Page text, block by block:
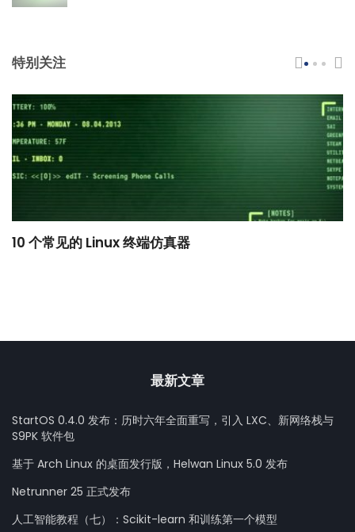
特别关注
10 个常见的 Linux 终端仿真器
最新文章
StartOS 0.4.0 发布：历时六年全面重写，引入 LXC、新网络栈与
S9PK 软件包
基于 Arch Linux 的桌面发行版，Helwan Linux 5.0 发布
Netrunner 25 正式发布
人工智能教程（七）：Scikit-learn 和训练第一个模型